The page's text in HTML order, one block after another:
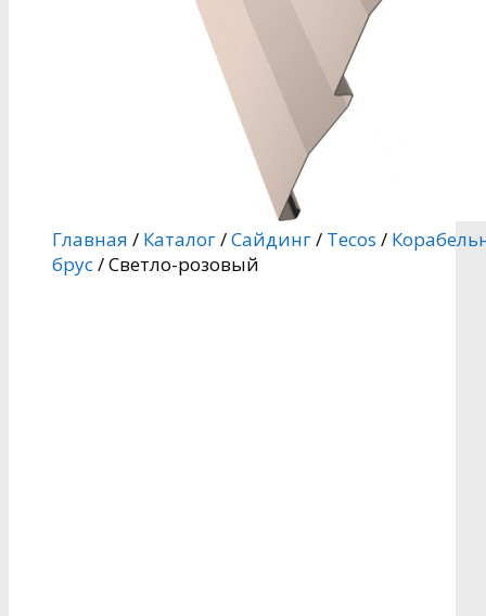
Главная / Каталог/Сайдинг/ Tecos /
брус/ Светло-розовый